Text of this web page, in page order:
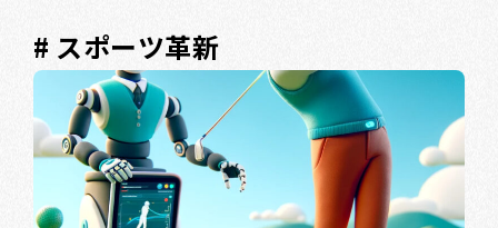
# スポーツ革新